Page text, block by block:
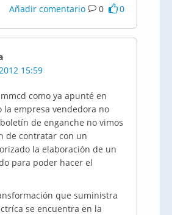
Añadir comentario 0 0
15:59
como ya apunté en
la empresa vendedora no
de enganche no vimos
de contratar con un
la elaboración de un
para poder hacer el
que suministra
se encuentra en la